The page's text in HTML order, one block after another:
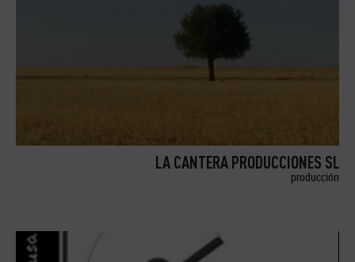
LA CANTERA PRODUCCIONES SL
producción